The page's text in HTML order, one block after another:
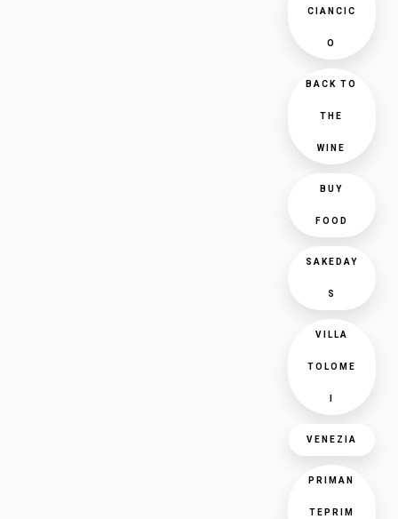
CIANCIC
O
BACK TO
THE
WINE
BUY
FOOD
SAKEDAY
S
VILLA
TOLOME
VENEZIA
PRIMAN
TEPRIM